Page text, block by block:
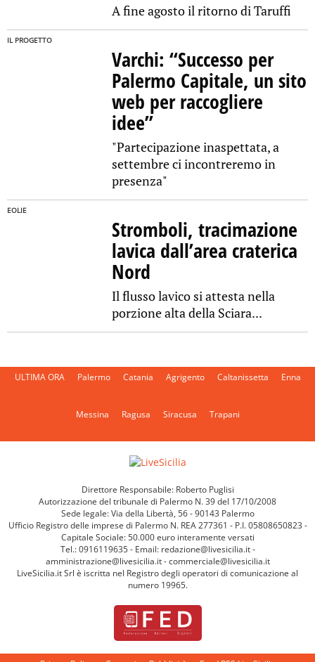
A fine agosto il ritorno di Taruffi
IL PROGETTO
Varchi: “Successo per
Palermo Capitale, un sito
web per raccogliere
idee”
"Partecipazione inaspettata, a
settembre ci incontreremo in
presenza"
EOLIE
Stromboli, tracimazione
lavica dall’area craterica
Nord
Il flusso lavico si attesta nella
porzione alta della Sciara...
ULTIMA ORA Palermo Catania Agrigento Caltanissetta Enna
Messina Ragusa Siracusa Trapani
Direttore Responsabile: Roberto Puglisi
Autorizzazione del tribunale di Palermo N. 39 del 17/10/2008
Sede legale: Via della Libertà, 56 - 90143 Palermo
Ufficio Registro delle imprese di Palermo N. REA 277361 - P.I. 05808650823 -
Capitale Sociale: 50.000 euro interamente versati
Tel.: 0916119635 - Email: redazione@livesicilia.it -
amministrazione@livesicilia.it - commerciale@livesicilia.it
LiveSicilia.it Srl è iscritta nel Registro degli operatori di comunicazione al
numero 19965.